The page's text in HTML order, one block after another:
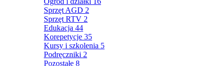
Sprzęt AGD 2
Sprzęt RTV 2
Edukacja 44
Korepetycje 35
Kursy i szkolenia 5
Podręczniki 2
Pozostałe 8